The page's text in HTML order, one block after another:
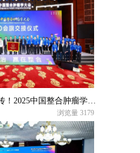
湘江潮涌 星火相传！2025中国整合肿瘤学大会昆明圆满收官，2026 CCHIO长沙之约再启整合新篇
浏览量 3179